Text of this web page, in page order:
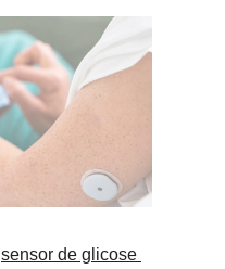
sensor de glicose